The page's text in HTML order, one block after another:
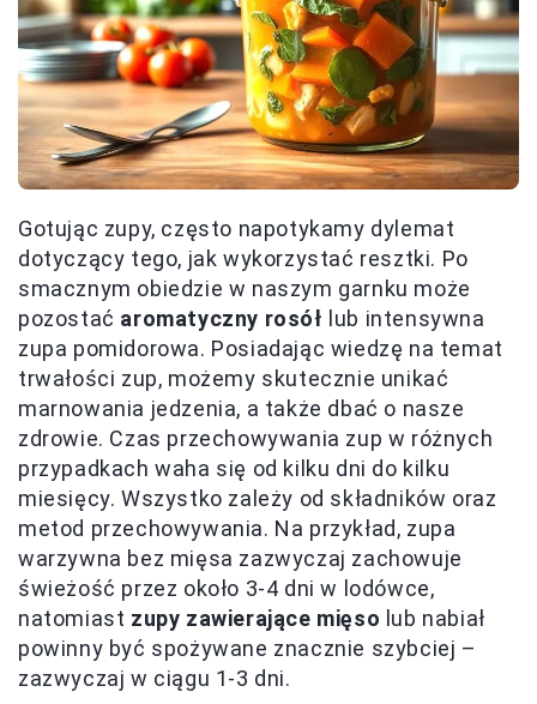
Gotując zupy, często napotykamy dylemat
dotyczący tego, jak wykorzystać resztki. Po
smacznym obiedzie w naszym garnku może
pozostać aromatyczny rosół lub intensywna
zupa pomidorowa. Posiadając wiedzę na temat
trwałości zup, możemy skutecznie unikać
marnowania jedzenia, a także dbać o nasze
zdrowie. Czas przechowywania zup w różnych
przypadkach waha się od kilku dni do kilku
miesięcy. Wszystko zależy od składników oraz
metod przechowywania. Na przykład, zupa
warzywna bez mięsa zazwyczaj zachowuje
świeżość przez około 3-4 dni w lodówce,
natomiast zupy zawierające mięso lub nabiał
powinny być spożywane znacznie szybciej –
zazwyczaj w ciągu 1-3 dni.